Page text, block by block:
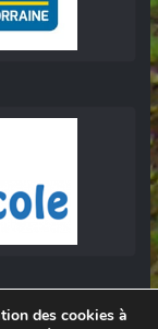
des cookies à